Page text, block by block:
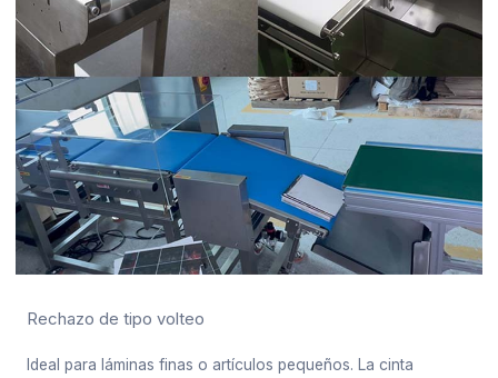
Rechazo de tipo volteo
Ideal para láminas finas o artículos pequeños. La cinta